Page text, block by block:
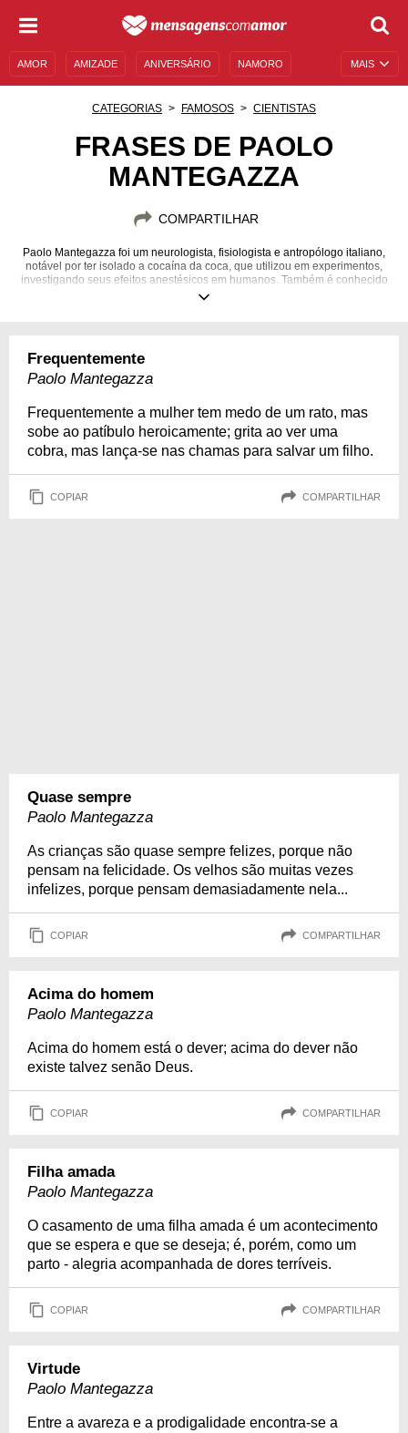
MAIS
AMOR AMIZADE ANIVERSÁRIO NAMORO
MENSAGENS E FRASES MENSAGENS DE ANIVERSÁRIO
CATEGORIAS FAMOSOS CIENTISTAS
FRASES DE PAOLO
MANTEGAZZA
COMPARTILHAR
Paolo Mantegazza foi um neurologista, fisiologista e antropólogo italiano,
notável por ter isolado a cocaína da coca, que utilizou em experimentos,
investigando seus efeitos anestésicos em humanos. Também é conhecido
como escritor de ficção.
Frequentemente
Paolo Mantegazza
Frequentemente a mulher tem medo de um rato, mas
sobe ao patíbulo heroicamente; grita ao ver uma
cobra, mas lança-se nas chamas para salvar um filho.
COPIAR COMPARTILHAR
Quase sempre
Paolo Mantegazza
As crianças são quase sempre felizes, porque não
pensam na felicidade. Os velhos são muitas vezes
infelizes, porque pensam demasiadamente nela...
COPIAR COMPARTILHAR
Acima do homem
Paolo Mantegazza
Acima do homem está o dever; acima do dever não
existe talvez senão Deus.
COPIAR COMPARTILHAR
Filha amada
Paolo Mantegazza
O casamento de uma filha amada é um acontecimento
que se espera e que se deseja; é, porém, como um
parto - alegria acompanhada de dores terríveis.
COPIAR COMPARTILHAR
Virtude
Paolo Mantegazza
Entre a avareza e a prodigalidade encontra-se a